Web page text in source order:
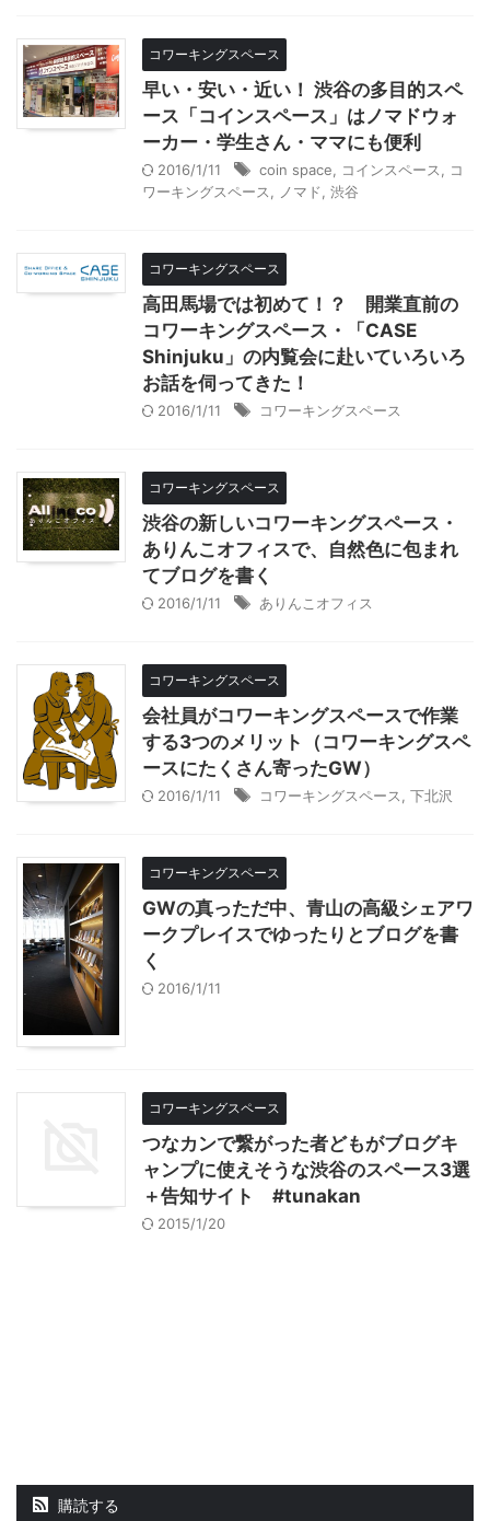
コワーキングスペース
早い・安い・近い！ 渋谷の多目的スペ
ース「コインスペース」はノマドウォ
ーカー・学生さん・ママにも便利
2016/1/11 coin space コインスペース
コ
ワーキングスペース
ノマド 渋谷
コワーキングスペース
高田馬場では初めて！？ 開業直前の
コワーキングスペース・「CASE
Shinjuku」の内覧会に赴いていろいろ
お話を伺ってきた！
2016/1/11 コワーキングスペース
コワーキングスペース
渋谷の新しいコワーキングスペース・
ありんこオフィスで、自然色に包まれ
てブログを書く
2016/1/11 ありんこオフィス
コワーキングスペース
会社員がコワーキングスペースで作業
する3つのメリット（コワーキングスペ
ースにたくさん寄ったGW）
2016/1/11 コワーキングスペース 下北沢
コワーキングスペース
GWの真っただ中、青山の高級シェアワ
ークプレイスでゆったりとブログを書
く
2016/1/11
コワーキングスペース
つなカンで繋がった者どもがブログキ
ャンプに使えそうな渋谷のスペース3選
＋告知サイト #tunakan
2015/1/20
購読する